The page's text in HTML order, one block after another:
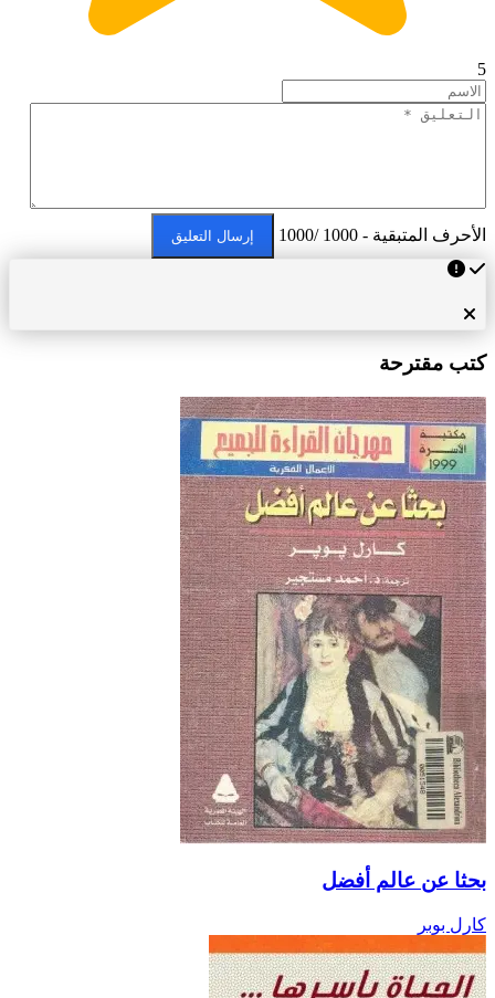
5
الأحرف المتبقية - 1000 /1000 إرسال التعليق
كتب مقترحة
بحثا عن عالم أفضل
كارل بوبر